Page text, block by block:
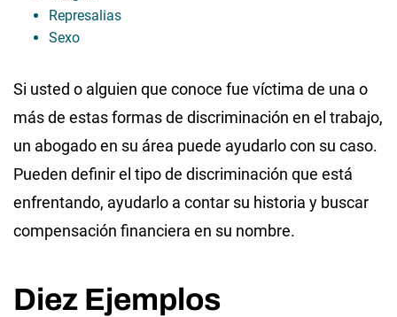
Represalias
Sexo
Si usted o alguien que conoce fue víctima de una o
más de estas formas de discriminación en el trabajo,
un abogado en su área puede ayudarlo con su caso.
Pueden definir el tipo de discriminación que está
enfrentando, ayudarlo a contar su historia y buscar
compensación financiera en su nombre.
Diez Ejemplos